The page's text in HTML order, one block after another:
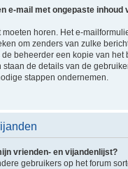
e-mail met ongepaste inhoud
moeten horen. Het e-
om zenders van zulke
beheerder een kopie van het
staan de details van de
stappen ondernemen.
vrienden- en vijandenlijst?
gebruikers op het forum